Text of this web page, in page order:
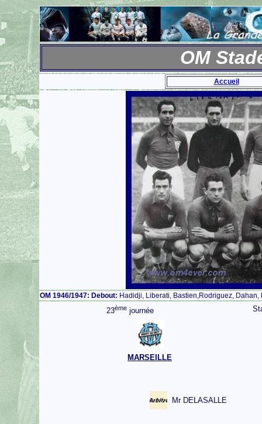
OM
Accueil
OM 1946/1947: Debout: Hadidji, Liberati, Bastien,Rodriguez,
23èmejournée
MARSEILLE
Mr DELASALLE